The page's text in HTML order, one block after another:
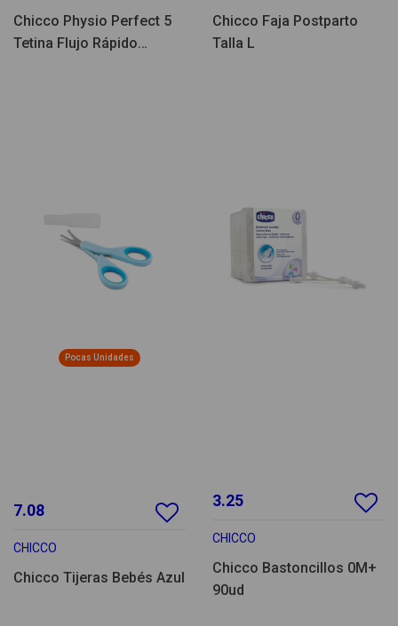
Chicco Physio Perfect 5
Tetina Flujo Rápido
Chicco Faja Postparto
Talla L
Pocas Unidades
7.08
CHICCO
Chicco Tijeras Bebés Azul
3.25
CHICCO
Chicco Bastoncillos 0M+
90ud